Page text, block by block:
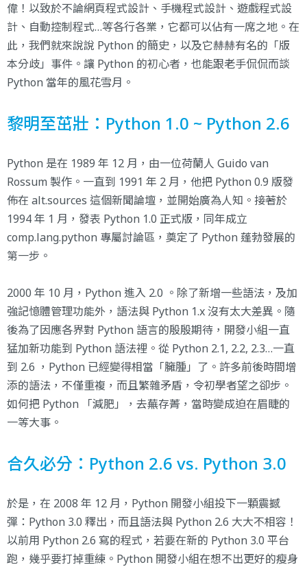
偉！以致於不論網頁程式設計、手機程式設計、遊戲程式設
計、自動控制程式…等各行各業，它都可以佔有一席之地。在
此，我們就來說說 Python 的簡史，以及它赫赫有名的「版
本分歧」事件。讓 Python 的初心者，也能跟老手侃侃而談
Python 當年的風花雪月。
黎明至茁壯：Python 1.0 ~ Python 2.6
Python 是在 1989 年 12 月，由一位荷蘭人 Guido van
Rossum 製作。一直到 1991 年 2 月，他把 Python 0.9 版發
佈在 alt.sources 這個新聞論壇，並開始廣為人知。接著於
1994 年 1 月，發表 Python 1.0 正式版，同年成立
comp.lang.python 專屬討論區，奠定了 Python 蓬勃發展的
第一步。
2000 年 10 月，Python 進入 2.0 。除了新增一些語法，及加
強記憶體管理功能外，語法與 Python 1.x 沒有太大差異。隨
後為了因應各界對 Python 語言的殷殷期待，開發小組一直
猛加新功能到 Python 語法裡。從 Python 2.1, 2.2, 2.3…一直
到 2.6 ，Python 已經變得相當「臃腫」了。許多前後時間增
添的語法，不僅重複，而且繁雜矛盾，令初學者望之卻步。
如何把 Python 「減肥」，去蕪存菁，當時變成迫在眉睫的
一等大事。
合久必分：Python 2.6 vs. Python 3.0
於是，在 2008 年 12 月，Python 開發小組投下一顆震撼
彈：Python 3.0 釋出，而且語法與 Python 2.6 大大不相容！
以前用 Python 2.6 寫的程式，若要在新的 Python 3.0 平台
跑，幾乎要打掉重練。Python 開發小組在想不出更好的瘦身